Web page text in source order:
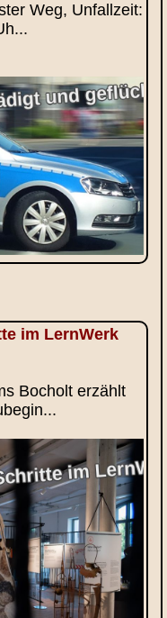
Weg, Unfallzeit:
im LernWerk
Bocholt erzählt